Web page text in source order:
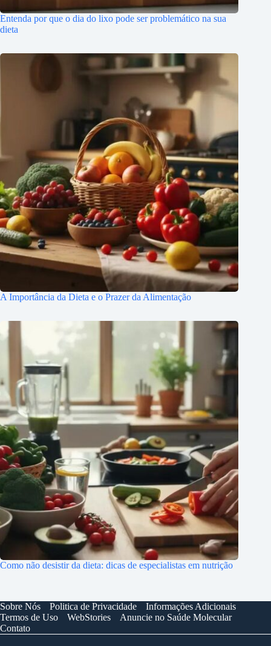
Entenda por que o dia do lixo pode ser problemático na sua
dieta
A Importância da Dieta e o Prazer da Alimentação
Como não desistir da dieta: dicas de especialistas em nutrição
Sobre Nós Politica de Privacidade
Informações Adicionais
Termos de Uso
WebStories
Anuncie no Saúde Molecular
Contato